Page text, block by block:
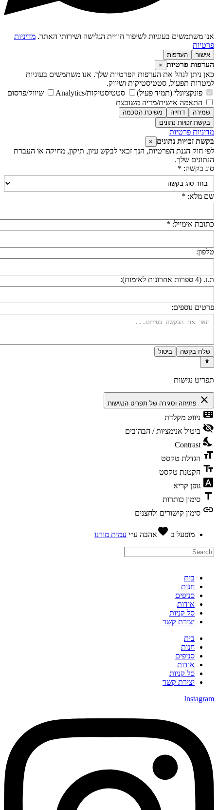
משתמשים בעוגיות לשיפור חוויית הגלישה ושירותי האתר.מדיניות
אישור העדפות
פרטיות ×
ניתן לנהל את העדפות הפרטיות שלך. אנו משתמשים בעוגיות
תפעול, סטטיסטיקות ושיווק.
פונקציונלי (תמיד פעיל)
סטטיסטיקות/Analytics
שיווק/פרסום
התאמה אישית/מדיה משובצת
שמירה דחייה
משיכת הסכמה
בקשת זכויות נתונים
פרטיות
זכויות נתונים ×
חוק הגנת הפרטיות, הנך זכאי לבקש עיון, תיקון, מחיקה או העברת
שלך.
בקשה: *
מלא: *
אימייל: *
אחרונות לאימות):
נוספים:
שלח בקשה ביטול
נגישות
close פתיחה וסגירה של תפריט הנגישות
ניווט מקלדת
ביטול אנימציות / הבהובים
Contrast
הגדלת טקסט
הקטנת טקסט
גופן קריא
סימון כותרות
סימון קישורים ולחצנים
מופעל ב favoriteאהבהע״יעמית מורנו
בית
חנות
סניפים
אודות
סל קניות
יצירת קשר
בית
חנות
סניפים
אודות
סל קניות
יצירת קשר